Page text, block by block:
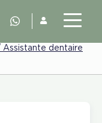
Assistante dentaire